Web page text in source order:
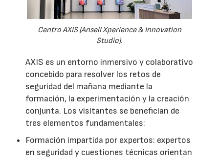
Centro AXIS (Ansell Xperience & Innovation
Studio).
AXIS es un entorno inmersivo y colaborativo
concebido para resolver los retos de
seguridad del mañana mediante la
formación, la experimentación y la creación
conjunta. Los visitantes se benefician de
tres elementos fundamentales:
Formación impartida por expertos: expertos
en seguridad y cuestiones técnicas orientan